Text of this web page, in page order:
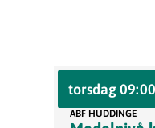
torsdag 09:00
ABF Kultur
allé 22, 143 40
ABF HUDDINGE